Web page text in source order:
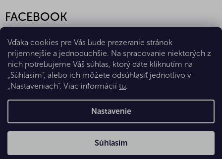
Vďaka cookies pre Vás bude prezeranie stránok
príjemnejšie a jednoduchšie. Na spracovanie niektorých z
nich potrebujeme Váš súhlas, ktorý dáte kliknutím na
„Súhlasím“, alebo ich môžete odsúhlasiť jednotlivo v
„Nastaveniach“. Viac informácií tu.
Nastavenie
Súhlasím
FACEBOOK
Vytvoril Shoptet Premium
Copyright 2026Eshop Diana Company, spol. s r.o.. Všetky
práva vyhradené.